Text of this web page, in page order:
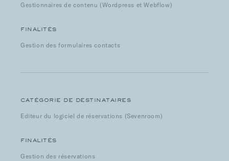
Gestionnaires de contenu (Wordpress et Webflow)
FINALITÉS
Gestion des formulaires contacts
CATÉGORIE DE DESTINATAIRES
Editeur du logiciel de réservations (Sevenroom)
FINALITÉS
Gestion des réservations